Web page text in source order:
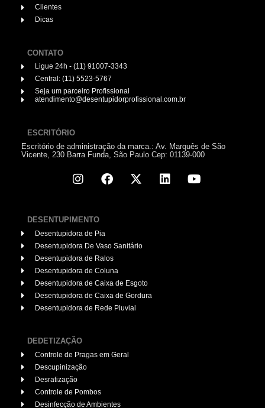
Clientes
Dicas
CONTATO
Ligue 24h - (11) 91007-3343
Central: (11) 5523-5767
Seja um parceiro Profissional
atendimento@desentupidorprofissional.com.br
ESCRITÓRIO
Escritório de administração da marca.: Av. Marquês de São
Vicente, 230 Barra Funda, São Paulo Cep: 01139-000
DESENTUPIMENTO
Desentupidora de Pia
Desentupidora De Vaso Sanitário
Desentupidora de Ralos
Desentupidora de Coluna
Desentupidora de Caixa de Esgoto
Desentupidora de Caixa de Gordura
Desentupidora de Rede Pluvial
DEDETIZAÇÃO
Controle de Pragas em Geral
Descupinização
Desratização
Controle de Pombos
Desinfecção de Ambientes